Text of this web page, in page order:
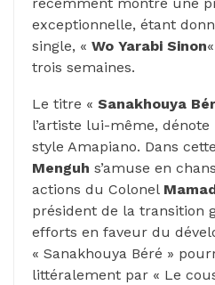
récemment montré une
exceptionnelle, étant
single, « Wo Yarabi Sinon
trois semaines.
Le titre « Sanakhouya
l’artiste lui-même,
style Amapiano. Dans
Menguh s’amuse en
actions du Colonel
président de la transition
efforts en faveur du
« Sanakhouya Béré »
littéralement par « Le